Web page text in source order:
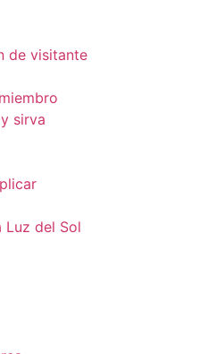
de visitante
sirva
Luz del Sol